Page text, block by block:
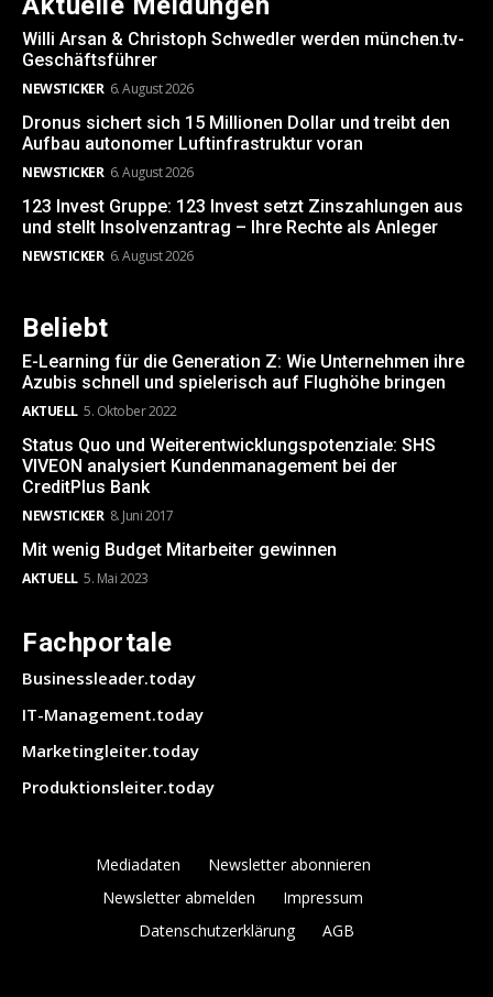
Willi Arsan & Christoph Schwedler werden münchen.tv-
Geschäftsführer
NEWSTICKER 6. August 2026
Dronus sichert sich 15 Millionen Dollar und treibt den
Aufbau autonomer Luftinfrastruktur voran
NEWSTICKER 6. August 2026
123 Invest Gruppe: 123 Invest setzt Zinszahlungen aus
und stellt Insolvenzantrag – Ihre Rechte als Anleger
NEWSTICKER 6. August 2026
Beliebt
E-Learning für die Generation Z: Wie Unternehmen ihre
Azubis schnell und spielerisch auf Flughöhe bringen
AKTUELL 5. Oktober 2022
Status Quo und Weiterentwicklungspotenziale: SHS
VIVEON analysiert Kundenmanagement bei der
CreditPlus Bank
NEWSTICKER 8. Juni 2017
Mit wenig Budget Mitarbeiter gewinnen
AKTUELL 5. Mai 2023
Fachportale
Businessleader.today
IT-Management.today
Marketingleiter.today
Produktionsleiter.today
Mediadaten
Newsletter abonnieren
Newsletter abmelden
Impressum
Datenschutzerklärung
AGB